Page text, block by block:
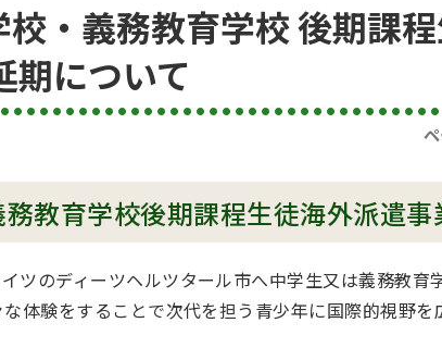
・義務教育学校 後期課
期について
教育学校後期課程生徒海外派遣事
ツのディーツヘルツタール市へ中学生又は義務教育
体験をすることで次代を担う青少年に国際的視野を